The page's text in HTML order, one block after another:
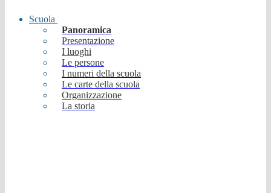
Scuola
Panoramica
Presentazione
I luoghi
Le persone
I numeri della scuola
Le carte della scuola
Organizzazione
La storia